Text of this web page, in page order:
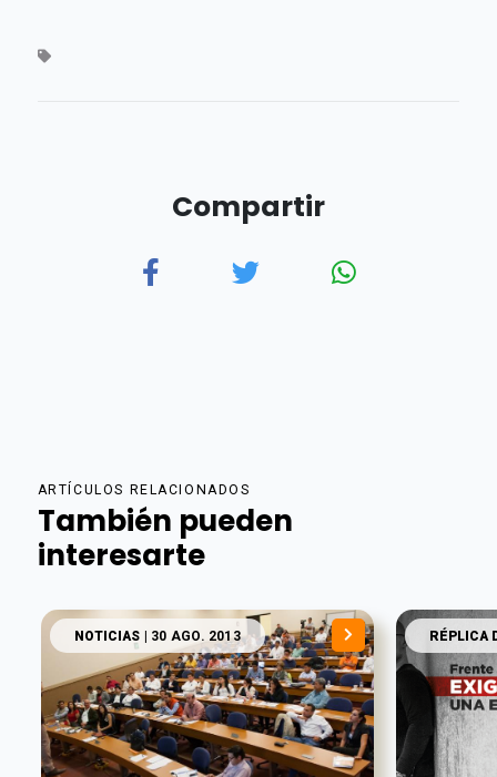
Compartir
ARTÍCULOS RELACIONADOS
También pueden
interesarte
NOTICIAS | 30 AGO. 2013 RÉPLICA